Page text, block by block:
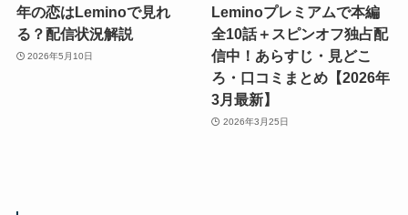
年の恋はLeminoで見れ
る？配信状況解説
2026年5月10日
Leminoプレミアムで本編
全10話＋スピンオフ独占配
信中！あらすじ・見どこ
ろ・口コミまとめ【2026年
3月最新】
2026年3月25日